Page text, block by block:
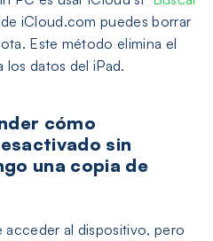
iCloud.com puedes borrar
Este método elimina el
datos del iPad.
cómo
sin
una copia de
acceder al dispositivo, pero